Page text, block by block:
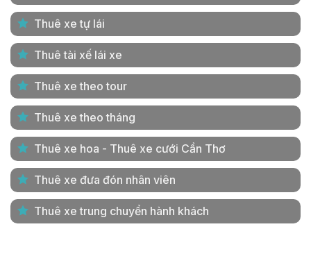
Thuê xe tự lái
Thuê tài xế lái xe
Thuê xe theo tour
Thuê xe theo tháng
Thuê xe hoa - Thuê xe cưới Cần Thơ
Thuê xe đưa đón nhân viên
Thuê xe trung chuyển hành khách